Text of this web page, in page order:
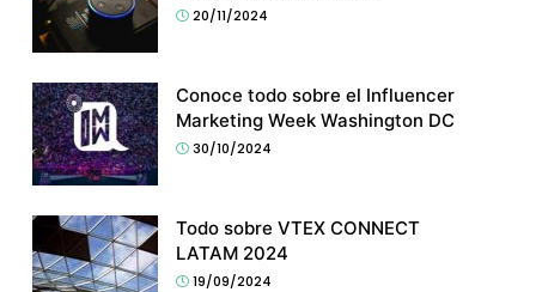
20/11/2024
Conoce todo sobre el Influencer
Marketing Week Washington DC
30/10/2024
Todo sobre VTEX CONNECT
LATAM 2024
19/09/2024